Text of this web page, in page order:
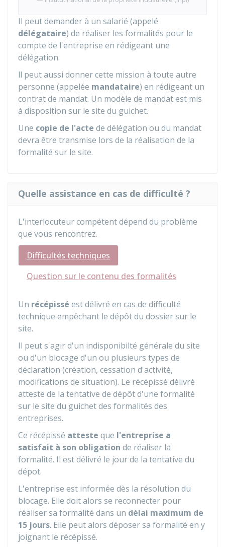
Il peut demander à un salarié (appelé
délégataire) de réaliser les formalités pour le
compte de l'entreprise en rédigeant une
délégation.
ll peut aussi donner cette mission à toute autre
personne (appelée mandataire) en rédigeant un
contrat de mandat. Un modèle de mandat est mis
à disposition sur le site du guichet.
Une copie de l'acte de délégation ou du mandat
devra être transmise lors de la réalisation de la
formalité sur le site.
Quelle assistance en cas de difficulté ?
L'interlocuteur compétent dépend du problème
que vous rencontrez.
Difficultés techniques
Question sur le contenu des formalités
Un récépissé est délivré en cas de difficulté
technique empêchant le dépôt du dossier sur le
site.
Il peut s'agir d'un indisponibilté générale du site
ou d'un blocage d'un ou plusieurs types de
déclaration (création, cessation d'activité,
modifications de situation). Le récépissé délivré
atteste de la tentative de dépôt d'une formalité
sur le site du guichet des formalités des
entreprises.
Ce récépissé atteste que l'entreprise a
satisfait à son obligation de réaliser la
formalité. Il est délivré le jour de la tentative du
dépot.
L'entreprise est informée dès la résolution du
blocage. Elle doit alors se reconnecter pour
réaliser sa formalité dans un délai maximum de
15 jours. Elle peut alors déposer sa formalité en y
joignant le récépissé.